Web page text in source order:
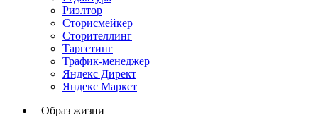
Риэлтор
Сторисмейкер
Сторителлинг
Таргетинг
Трафик-менеджер
Яндекс Директ
Яндекс Маркет
Образ жизни